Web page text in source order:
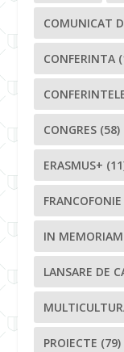
COMUNICAT
CONFERINTA
CONGRES (58)
ERASMUS+
FRANCOFONIE
IN MEMORIAM
LANSARE DE
PROIECTE (79)